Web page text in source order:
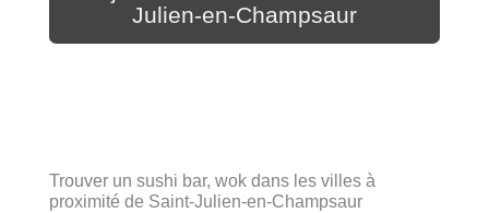
Julien-en-Champsaur
Trouver un sushi bar, wok dans les villes à
proximité de Saint-Julien-en-Champsaur